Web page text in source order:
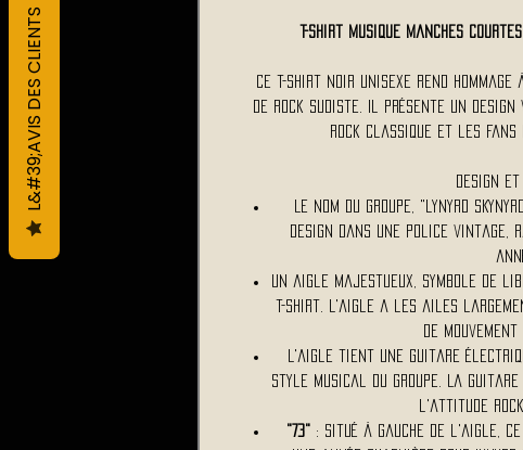
T-shirt Musique Manches
Ce t-shirt noir unisexe rend hommage
de rock sudiste. Il présente un
rock classique et les fans
Design
Le nom du groupe, "LYNYRD
design dans une police
Un aigle majestueux, symbole de
t-shirt. L'aigle a les ailes
de
L'aigle tient une guitare
style musical du groupe. La
l'attitude
"73" : Situé à gauche de l'aigle,
L&#39;AVIS DES CLIENTS